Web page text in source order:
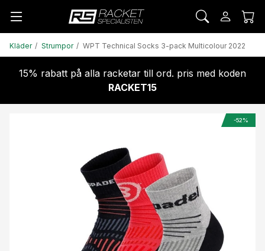
Kläder Strumpor WPT Technical Socks 3-pack Multicolour 2022
15% rabatt på alla racketar till ord. pris med koden
RACKET15
-52%